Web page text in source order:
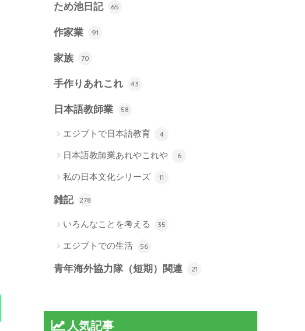
ため池日記 65
作家業 91
家族 70
手作りあれこれ 43
日本語教師業 58
エジプトで日本語教育 4
日本語教師業あれやこれや 6
私の日本文化シリーズ 11
雑記 278
いろんなことを考える 35
エジプトでの生活 56
青年海外協力隊（短期）関連 21
人気記事